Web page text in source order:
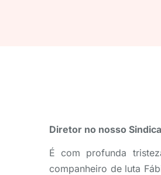
Diretor no nosso
É com profunda
companheiro de luta